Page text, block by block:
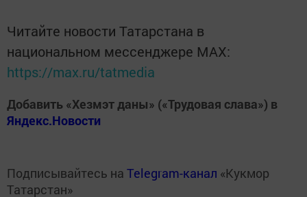
Читайте новости Татарстана в
национальном мессенджере MАХ:
https://max.ru/tatmedia
Добавить «Хезмэт даны» («Трудовая слава») в
Яндекс.Новости
Подписывайтесь на Telegram-канал «Кукмор
Татарстан»